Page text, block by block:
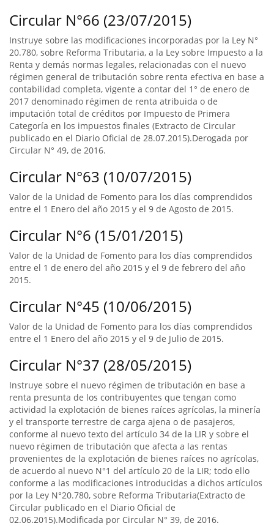
Circular N°66 (23/07/2015)
Instruye sobre las modificaciones incorporadas por la Ley N°
20.780, sobre Reforma Tributaria, a la Ley sobre Impuesto a la
Renta y demás normas legales, relacionadas con el nuevo
régimen general de tributación sobre renta efectiva en base a
contabilidad completa, vigente a contar del 1° de enero de
2017 denominado régimen de renta atribuida o de
imputación total de créditos por Impuesto de Primera
Categoría en los impuestos finales (Extracto de Circular
publicado en el Diario Oficial de 28.07.2015).Derogada por
Circular N° 49, de 2016.
Circular N°63 (10/07/2015)
Valor de la Unidad de Fomento para los días comprendidos
entre el 1 Enero del año 2015 y el 9 de Agosto de 2015.
Circular N°6 (15/01/2015)
Valor de la Unidad de Fomento para los días comprendidos
entre el 1 de enero del año 2015 y el 9 de febrero del año
2015.
Circular N°45 (10/06/2015)
Valor de la Unidad de Fomento para los días comprendidos
entre el 1 Enero del año 2015 y el 9 de Julio de 2015.
Circular N°37 (28/05/2015)
Instruye sobre el nuevo régimen de tributación en base a
renta presunta de los contribuyentes que tengan como
actividad la explotación de bienes raíces agrícolas, la minería
y el transporte terrestre de carga ajena o de pasajeros,
conforme al nuevo texto del artículo 34 de la LIR y sobre el
nuevo régimen de tributación que afecta a las rentas
provenientes de la explotación de bienes raíces no agrícolas,
de acuerdo al nuevo N°1 del artículo 20 de la LIR; todo ello
conforme a las modificaciones introducidas a dichos artículos
por la Ley N°20.780, sobre Reforma Tributaria(Extracto de
Circular publicado en el Diario Oficial de
02.06.2015).Modificada por Circular N° 39, de 2016.